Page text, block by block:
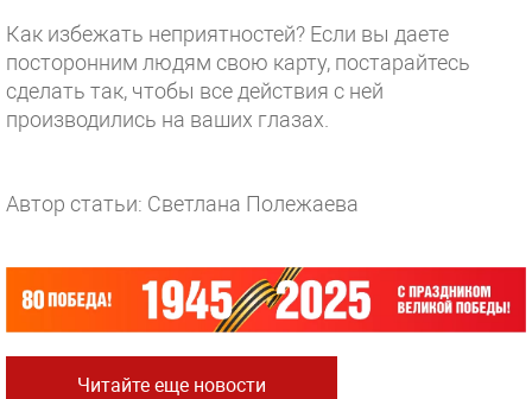
Как избежать неприятностей? Если вы даете
посторонним людям свою карту, постарайтесь
сделать так, чтобы все действия с ней
производились на ваших глазах.
Автор статьи: Светлана Полежаева
Читайте еще новости